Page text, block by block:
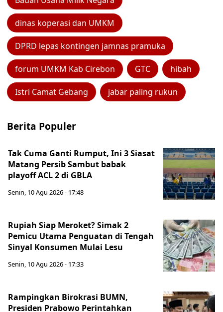
dinas koperasi dan UMKM
DPRD lepas kontingen jamnas pramuka
forum UMKM Kab Cirebon GTC hibah
Istri Camat Gebang jabar paling rukun
Berita Populer
Tak Cuma Ganti Rumput, Ini 3 Siasat
Matang Persib Sambut babak
playoff ACL 2 di GBLA
Senin, 10 Agu 2026 - 17:48
Rupiah Siap Meroket? Simak 2
Pemicu Utama Penguatan di Tengah
Sinyal Konsumen Mulai Lesu
Senin, 10 Agu 2026 - 17:33
Rampingkan Birokrasi BUMN,
Presiden Prabowo Perintahkan